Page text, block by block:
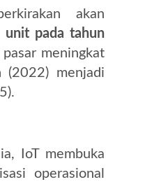
akan
unit pada tahun
meningkat
menjadi
.
IoT membuka
operasional